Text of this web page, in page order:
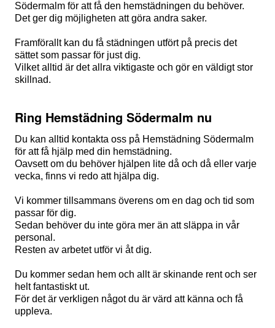
Södermalm för att få den hemstädningen du behöver.
Det ger dig möjligheten att göra andra saker.
Framförallt kan du få städningen utfört på precis det
sättet som passar för just dig.
Vilket alltid är det allra viktigaste och gör en väldigt stor
skillnad.
Ring Hemstädning Södermalm nu
Du kan alltid kontakta oss på Hemstädning Södermalm
för att få hjälp med din hemstädning.
Oavsett om du behöver hjälpen lite då och då eller varje
vecka, finns vi redo att hjälpa dig.
Vi kommer tillsammans överens om en dag och tid som
passar för dig.
Sedan behöver du inte göra mer än att släppa in vår
personal.
Resten av arbetet utför vi åt dig.
Du kommer sedan hem och allt är skinande rent och ser
helt fantastiskt ut.
För det är verkligen något du är värd att känna och få
uppleva.